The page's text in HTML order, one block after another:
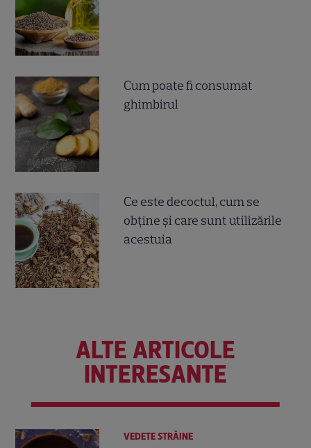
Cum poate fi consumat
ghimbirul
Ce este decoctul, cum se
obţine şi care sunt utilizările
acestuia
ALTE ARTICOLE
INTERESANTE
VEDETE STRĂINE